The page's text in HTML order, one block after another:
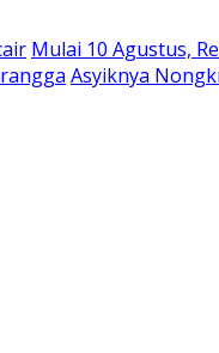
Mulai 10 Agustus,
Asyiknya